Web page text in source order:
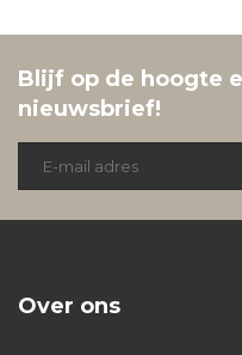
Blijf op de hoogte
nieuwsbrief!
Over ons